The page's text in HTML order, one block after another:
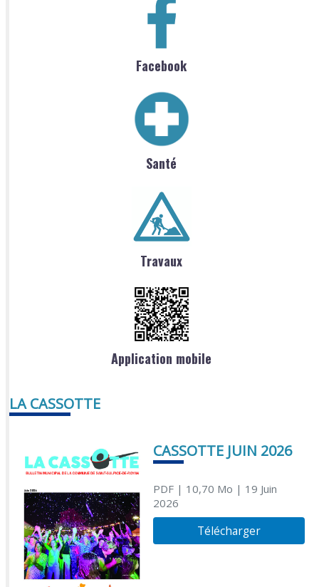
Facebook
Santé
Travaux
Application mobile
LA CASSOTTE
CASSOTTE JUIN 2026
PDF| 10,70 Mo | 19 Juin
2026
Télécharger